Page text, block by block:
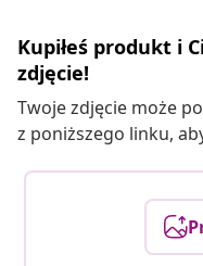
Kupiłeś produkt i
zdjęcie!
Twoje zdjęcie może
z poniższego linku,